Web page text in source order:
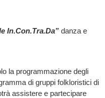
In.Con.Tra.Da”danza e
la programmazione degli
di gruppi folkloristici di
assistere e partecipare